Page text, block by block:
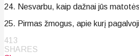
24. Nesvarbu, kaip dažnai jūs
25. Pirmas žmogus, apie kurį
413
SHARES